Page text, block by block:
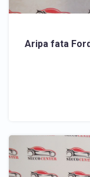
Aripa fata